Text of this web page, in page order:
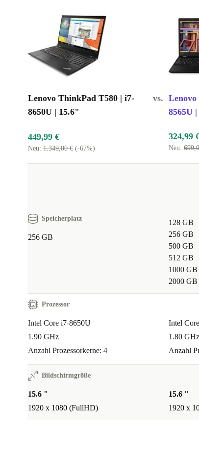
Lenovo ThinkPad T580 | i7-
8650U | 15.6"
vs.
8565U
449,99 €
Neu: 1.349,00 € (-67%)
324,99
Neu:
Speicherplatz
256 GB
128 GB
256 GB
500 GB
512 GB
1000 GB
2000 GB
Prozessor
Intel Core i7-8650U
1.90 GHz
Anzahl Prozessorkerne: 4
Intel
1.80 GHz
Anzahl
Bildschirmgröße
15.6 "
1920 x 1080 (FullHD)
15.6 "
1920 x